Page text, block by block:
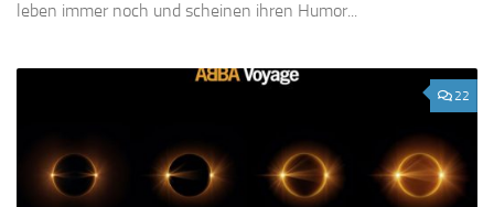
leben immer noch und scheinen ihren Humor...
22